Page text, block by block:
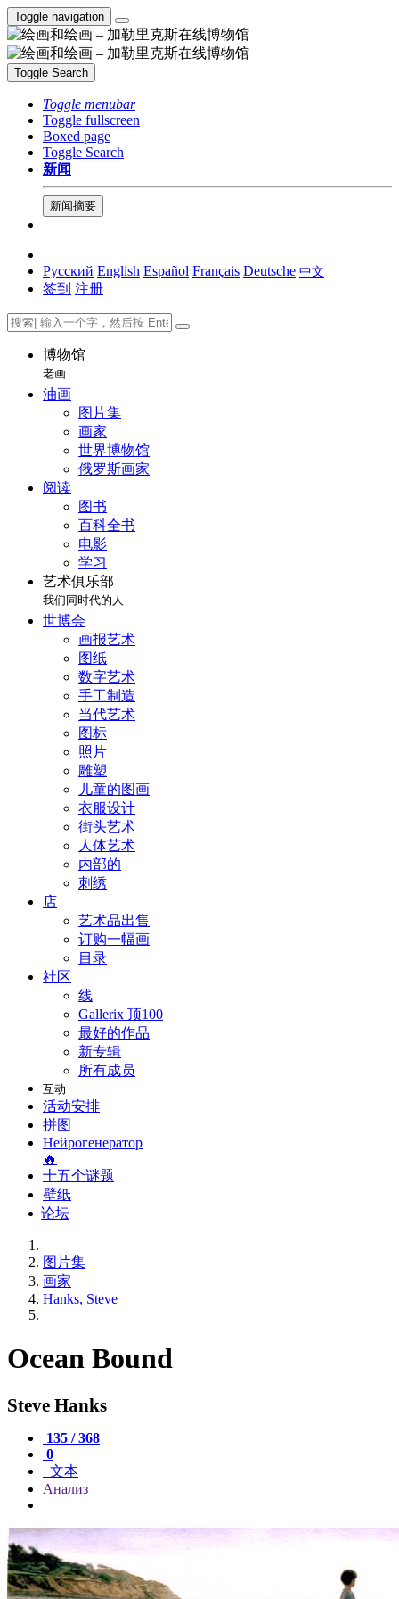
Toggle navigation
Toggle Search
Toggle menubar
Toggle fullscreen
Boxed page
Toggle Search
新闻
新闻摘要
Русский English Español Français Deutsche 中文
签到 注册
博物馆
老画
油画
图片集
画家
世界博物馆
俄罗斯画家
阅读
图书
百科全书
电影
学习
艺术俱乐部
我们同时代的人
世博会
画报艺术
图纸
数字艺术
手工制造
当代艺术
图标
照片
雕塑
儿童的图画
衣服设计
街头艺术
人体艺术
内部的
刺绣
店
艺术品出售
订购一幅画
目录
社区
线
Gallerix 顶100
最好的作品
新专辑
所有成员
互动
活动安排
拼图
Нейрогенератор
🔥
十五个谜题
壁纸
论坛
图片集
画家
Hanks, Steve
Ocean Bound
Steve Hanks
135 / 368
0
文本
Анализ